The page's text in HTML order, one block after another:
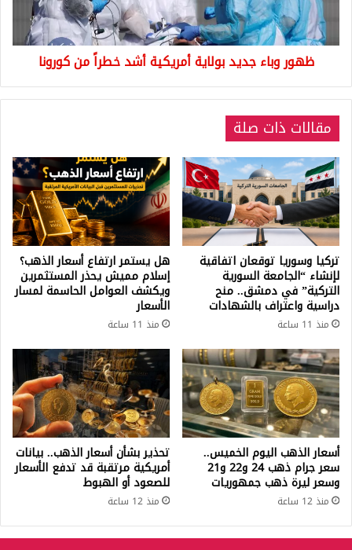
خطراً
كورونا
ظهور وباء جديد بولاية أمريكية أشد خطراً من كورونا
مقالات ذات صلة
تركيا وسوريا توقعان اتفاقية
لإنشاء “الجامعة السورية
التركية” في دمشق.. منح
دراسية واعتراف بالشهادات
منذ 11 ساعة
هل يستمر ارتفاع أسعار الذهب؟
إسلام مميش يحذر المستثمرين
ويكشف العوامل الحاسمة لمسار
الأسعار
منذ 11 ساعة
أسعار الذهب اليوم الخميس..
سعر جرام ذهب 24 و22 و21
وسعر ليرة ذهب جمهوريات
منذ 12 ساعة
تحذير بشأن أسعار الذهب.. بيانات
أمريكية مرتقبة قد تدفع الأسعار
للصعود أو الهبوط
منذ 12 ساعة